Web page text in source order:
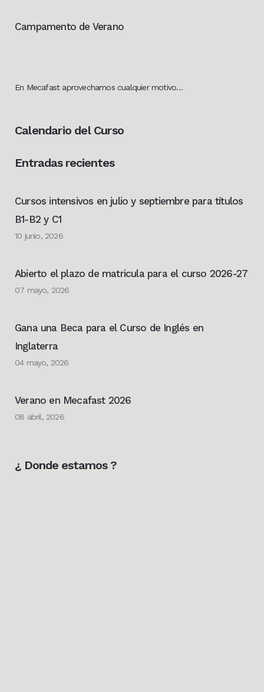
Campamento de Verano
En Mecafast aprovechamos cualquier motivo…
Calendario del Curso
Entradas recientes
Cursos intensivos en julio y septiembre para títulos
B1-B2 y C1
10 junio, 2026
Abierto el plazo de matricula para el curso 2026-27
07 mayo, 2026
Gana una Beca para el Curso de Inglés en
Inglaterra
04 mayo, 2026
Verano en Mecafast 2026
08 abril, 2026
¿ Donde estamos ?